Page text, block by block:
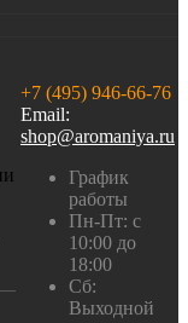
+7 (495) 946-66-76
Email:
shop@aromaniya.ru
График
работы
Пн-Пт: с
10:00 до
18:00
Сб:
Выходной